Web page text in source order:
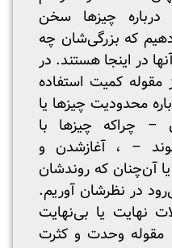
چیزها سخن
که بزرگی‌شان چه
در اینجا هستند. در
مقوله کمیت استفاده
محدودیت چیزها یا
– چراکه چیزها با
– ، آغاز‌شدن و
آن‌چنان که روندشان
در نظرشان آوریم.
نهایت یا بی‌نهایت
مقوله وحدت و کثرت